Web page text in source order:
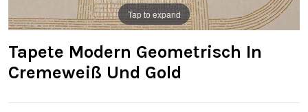
Tap to expand
Tapete Modern Geometrisch In
Cremeweiß Und Gold